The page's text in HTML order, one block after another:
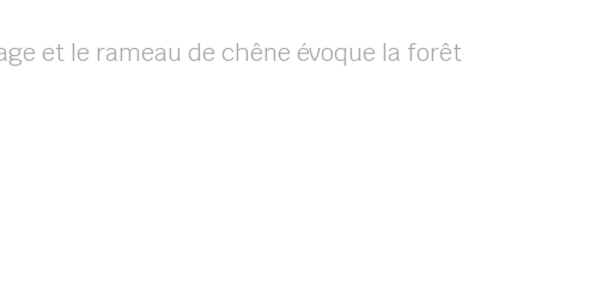
et le rameau de chêne évoque la forêt